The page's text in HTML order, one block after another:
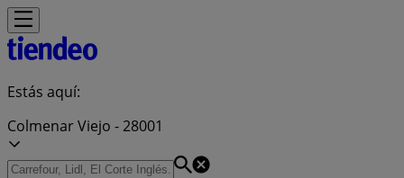
Estás aquí:
Colmenar Viejo - 28001